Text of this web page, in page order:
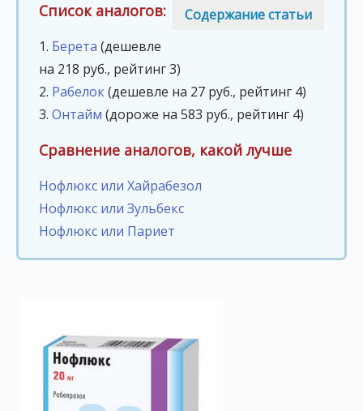
Содержание статьи
Список аналогов:
1. Берета (дешевле
на 218 руб., рейтинг 3)
2. Рабелок(дешевле на 27 руб., рейтинг 4)
3. Онтайм (дороже на 583 руб., рейтинг 4)
Сравнение аналогов, какой лучше
Нофлюкс или Хайрабезол
Нофлюкс или Зульбекс
Нофлюкс или Париет